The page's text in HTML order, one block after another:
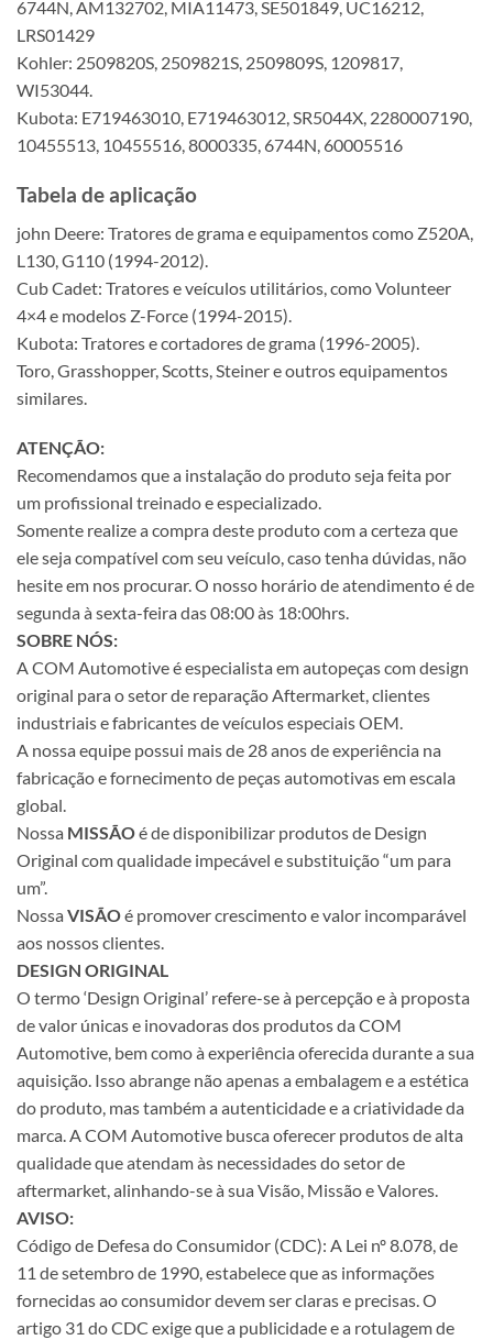
6744N, AM132702, MIA11473, SE501849, UC16212,
LRS01429
Kohler: 2509820S, 2509821S, 2509809S, 1209817,
WI53044.
Kubota: E719463010, E719463012, SR5044X, 2280007190,
10455513, 10455516, 8000335, 6744N, 60005516
Tabela de aplicação
john Deere: Tratores de grama e equipamentos como Z520A,
L130, G110 (1994-2012).
Cub Cadet: Tratores e veículos utilitários, como Volunteer
4×4 e modelos Z-Force (1994-2015).
Kubota: Tratores e cortadores de grama (1996-2005).
Toro, Grasshopper, Scotts, Steiner e outros equipamentos
similares.
ATENÇÃO:
Recomendamos que a instalação do produto seja feita por
um profissional treinado e especializado.
Somente realize a compra deste produto com a certeza que
ele seja compatível com seu veículo, caso tenha dúvidas, não
hesite em nos procurar. O nosso horário de atendimento é de
segunda à sexta-feira das 08:00 às 18:00hrs.
SOBRE NÓS:
A COM Automotive é especialista em autopeças com design
original para o setor de reparação Aftermarket, clientes
industriais e fabricantes de veículos especiais OEM.
A nossa equipe possui mais de 28 anos de experiência na
fabricação e fornecimento de peças automotivas em escala
global.
Nossa MISSÃOé de disponibilizar produtos de Design
Original com qualidade impecável e substituição “um para
um”.
Nossa VISÃOé promover crescimento e valor incomparável
aos nossos clientes.
DESIGN ORIGINAL
O termo ‘Design Original’ refere-se à percepção e à proposta
de valor únicas e inovadoras dos produtos da COM
Automotive, bem como à experiência oferecida durante a sua
aquisição. Isso abrange não apenas a embalagem e a estética
do produto, mas também a autenticidade e a criatividade da
marca. A COM Automotive busca oferecer produtos de alta
qualidade que atendam às necessidades do setor de
aftermarket, alinhando-se à sua Visão, Missão e Valores.
AVISO:
Código de Defesa do Consumidor (CDC): A Lei nº 8.078, de
11 de setembro de 1990, estabelece que as informações
fornecidas ao consumidor devem ser claras e precisas. O
artigo 31 do CDC exige que a publicidade e a rotulagem de